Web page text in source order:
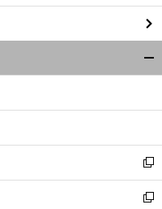
し
い
ウ
ィ
ン
ウ
開
く
新
し
い
新